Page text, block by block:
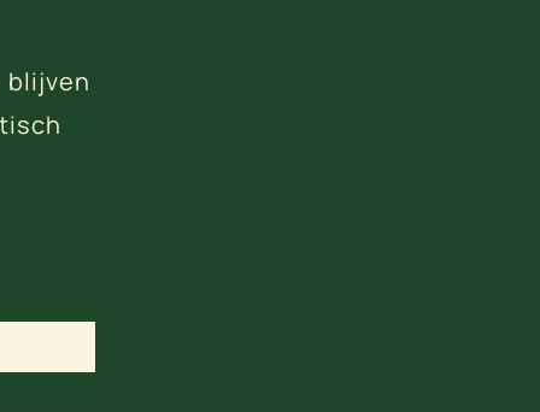
blijven